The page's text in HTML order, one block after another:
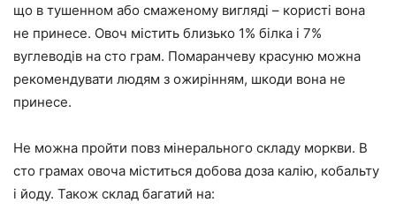
що в тушенном або смаженому вигляді – користі вона
не принесе. Овоч містить близько 1% білка і 7%
вуглеводів на сто грам. Помаранчеву красуню можна
рекомендувати людям з ожирінням, шкоди вона не
принесе.
Не можна пройти повз мінерального складу моркви. В
сто грамах овоча міститься добова доза калію, кобальту
і йоду. Також склад багатий на: